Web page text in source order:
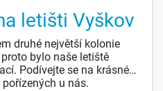
letišti Vyškov
druhé největší kolonie
bylo naše letiště
Podívejte se na krásné
u nás.